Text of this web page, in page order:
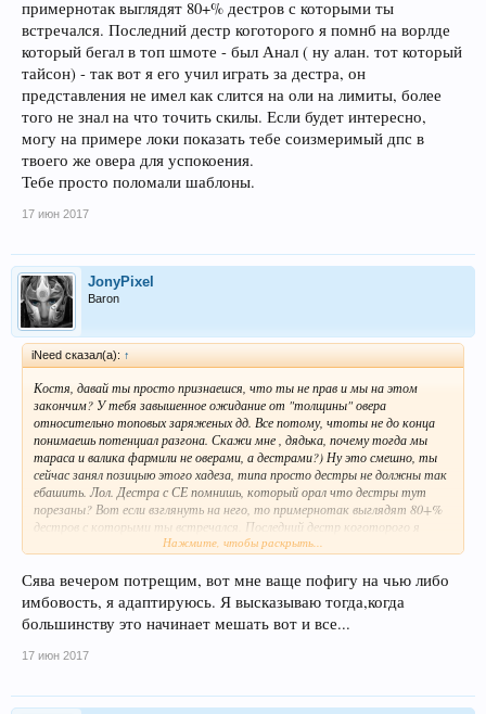
примернотак выглядят 80+% дестров с которыми ты
встречался. Последний дестр коготорого я помнб на ворлде
который бегал в топ шмоте - был Анал ( ну алан. тот который
тайсон) - так вот я его учил играть за дестра, он
представления не имел как слится на оли на лимиты, более
того не знал на что точить скилы. Если будет интересно,
могу на примере локи показать тебе соизмеримый дпс в
твоего же овера для успокоения.
Тебе просто поломали шаблоны.
17 июн 2017
JonyPixel
Baron
iNeed сказал(а): ↑
Костя, давай ты просто признаешся, что ты не прав и мы на этом
закончим? У тебя завышенное ожидание от "толщины" овера
относительно топовых заряженых дд. Все потому, чтоты не до конца
понимаешь потенциал разгона. Скажи мне , дядька, почему тогда мы
тараса и валика фармили не оверами, а дестрами?) Ну это смешно, ты
сейчас занял позицыю этого хадеза, типа просто дестры не должны так
ебашить. Лол. Дестра с СЕ помнишь, который орал что дестры тут
порезаны? Вот если взглянуть на него, то примернотак выглядят 80+%
дестров с которыми ты встречался. Последний дестр коготорого я
помнб на ворлде который бегал в топ шмоте - был Анал ( ну алан. тот
который тайсон) - так вот я его учил играть за дестра, он
представления не имел как слится на оли на лимиты, более того не знал
на что точить скилы. Если будет интересно, могу на примере локи
показать тебе соизмеримый дпс в твоего овера.
Нажмите, чтобы раскрыть...
Сява вечером потрещим, вот мне ваще пофигу на чью либо
имбовость, я адаптируюсь. Я высказываю тогда,когда
большинству это начинает мешать вот и все...
17 июн 2017